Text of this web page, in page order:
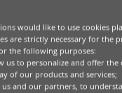
AUTANT
DE LEUR CYCLE
OU LEUR
DE
would like to use cookies
are strictly necessary for the
the following purposes:
us to personalize and offer
of our products and services;
us and our partners, to